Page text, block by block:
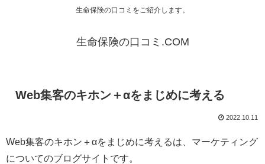
生命保険の口コミをご紹介します。
生命保険の口コミ.COM
Web集客のキホン＋αをまじめに考える
2022.10.11
Web集客のキホン＋αをまじめに考えるは、マーケティング
についてのブログサイトです。